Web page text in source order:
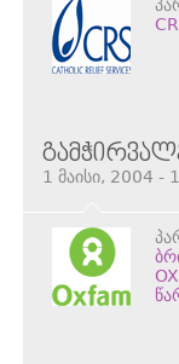
1 მაისი, 2004 -